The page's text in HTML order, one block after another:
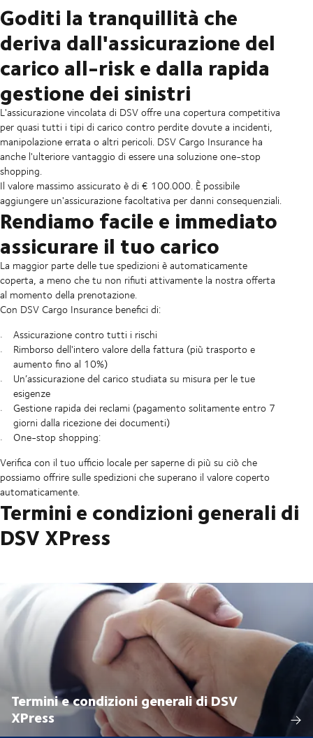
Goditi la tranquillità che
deriva dall'assicurazione del
carico all-risk e dalla rapida
gestione dei sinistri
L'assicurazione vincolata di DSV offre una copertura competitiva
per quasi tutti i tipi di carico contro perdite dovute a incidenti,
manipolazione errata o altri pericoli. DSV Cargo Insurance ha
anche l'ulteriore vantaggio di essere una soluzione one-stop
shopping.
Il valore massimo assicurato è di € 100.000. È possibile
aggiungere un'assicurazione facoltativa per danni consequenziali.
Rendiamo facile e immediato
assicurare il tuo carico
La maggior parte delle tue spedizioni è automaticamente
coperta, a meno che tu non rifiuti attivamente la nostra offerta
al momento della prenotazione.
Con DSV Cargo Insurance benefici di:
Assicurazione contro tutti i rischi
Rimborso dell'intero valore della fattura (più trasporto e
aumento fino al 10%)
Un’assicurazione del carico studiata su misura per le tue
esigenze
Gestione rapida dei reclami (pagamento solitamente entro 7
giorni dalla ricezione dei documenti)
One-stop shopping:
Verifica con il tuo ufficio locale per saperne di più su ciò che
possiamo offrire sulle spedizioni che superano il valore coperto
automaticamente.
Termini e condizioni generali di
DSV XPress
Termini e condizioni generali di DSV
XPress